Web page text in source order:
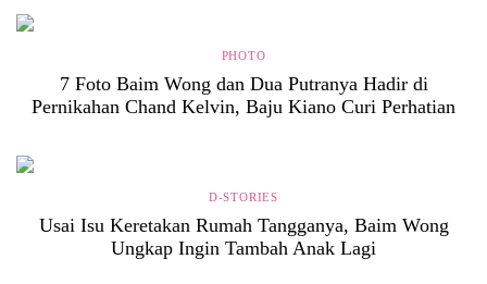
PHOTO
7 Foto Baim Wong dan Dua Putranya Hadir di
Pernikahan Chand Kelvin, Baju Kiano Curi Perhatian
D-STORIES
Usai Isu Keretakan Rumah Tangganya, Baim Wong
Ungkap Ingin Tambah Anak Lagi